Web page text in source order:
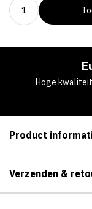
Hoge
Product
Verzenden &